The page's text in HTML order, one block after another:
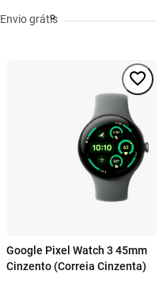
Envio grátis
Google Pixel Watch 3 45mm
Cinzento (Correia Cinzenta)